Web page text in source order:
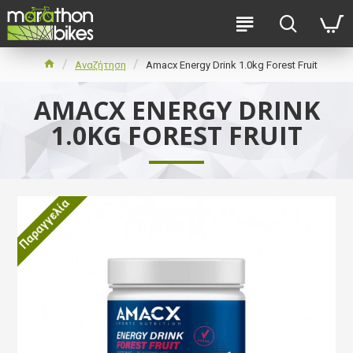
Αναζήτηση Amacx Energy Drink 1.0kg Forest Fruit
AMACX ENERGY DRINK
1.0KG FOREST FRUIT
Παραγγελία